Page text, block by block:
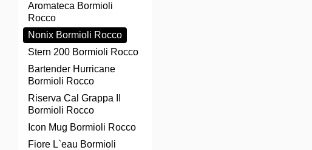
Aromateca Bormioli
Rocco
Nonix Bormioli Rocco
Stern 200 Bormioli Rocco
Bartender Hurricane
Bormioli Rocco
Riserva Cal Grappa II
Bormioli Rocco
Icon Mug Bormioli Rocco
Fiore L`eau Bormioli